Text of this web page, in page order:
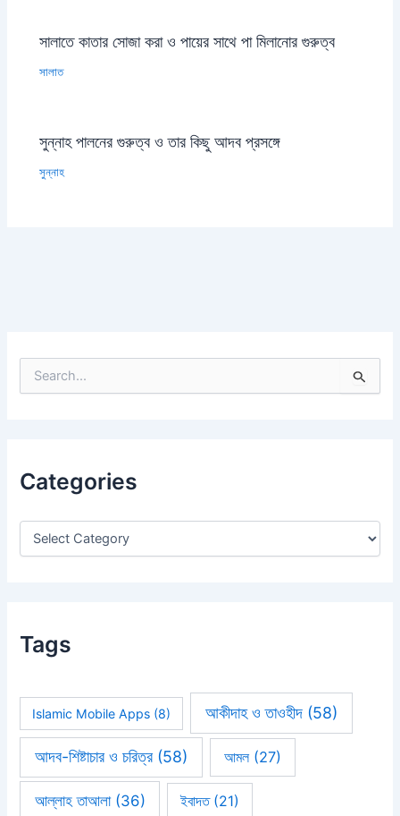
সালাতে কাতার সোজা করা ও পায়ের সাথে পা মিলানোর গুরুত্ব
সালাত
সুন্নাহ পালনের গুরুত্ব ও তার কিছু আদব প্রসঙ্গে
সুন্নাহ
e
f
r
Categories
Tags
Islamic Mobile Apps (8) আকীদাহ ও তাওহীদ(58)
আদব-শিষ্টাচার ও চরিত্র(58) আমল(27)
আল্লাহ তাআলা(36) ইবাদত(21)